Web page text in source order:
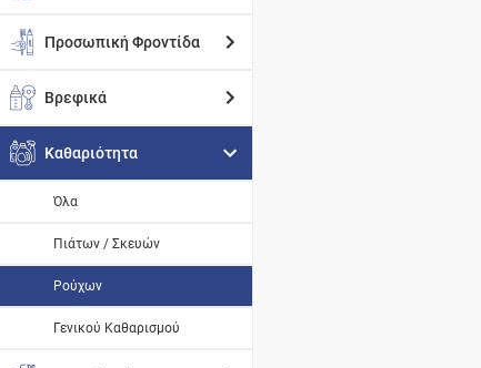
Προσωπική Φροντίδα
Βρεφικά
Καθαριότητα
Όλα
Πιάτων / Σκευών
Ρούχων
Γενικού Καθαρισμού